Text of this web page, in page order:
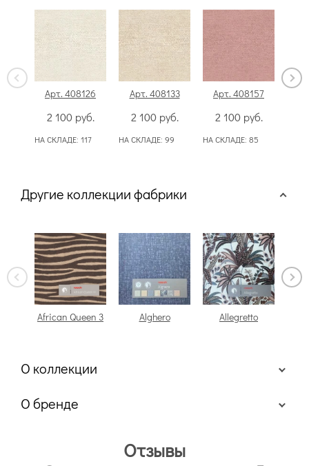
Арт. 408126
2 100 руб.
НА СКЛАДЕ: 117
Арт. 408133
2 100 руб.
НА СКЛАДЕ: 99
Арт. 408157
2 100 руб.
НА СКЛАДЕ: 85
Другие коллекции фабрики
African Queen 3 Alghero Allegretto
О коллекции
О бренде
Отзывы